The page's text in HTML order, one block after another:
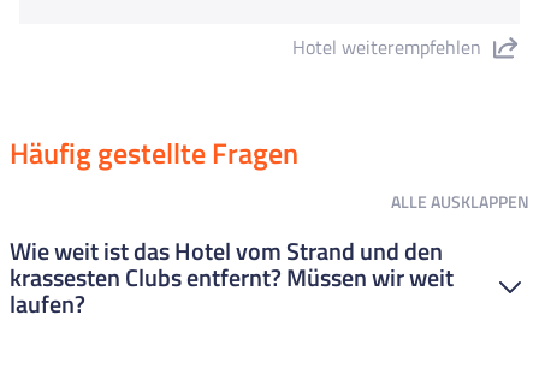
Hotel weiterempfehlen
Häufig gestellte Fragen
ALLEAUSKLAPPEN
Wie weit ist das Hotel vom Strand und den
krassesten Clubs entfernt? Müssen wir weit
laufen?